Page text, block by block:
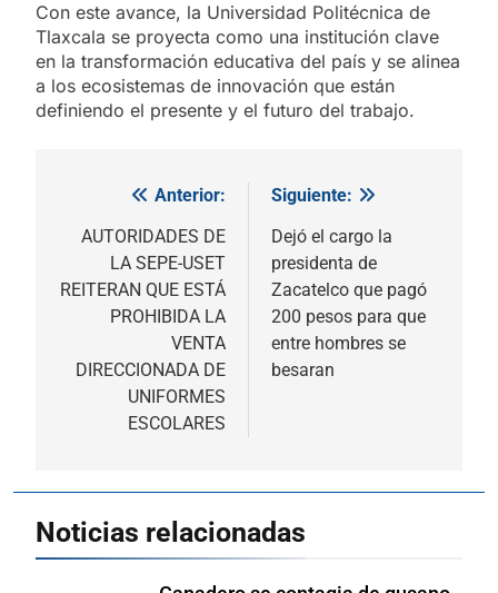
Con este avance, la Universidad Politécnica de
Tlaxcala se proyecta como una institución clave
en la transformación educativa del país y se alinea
a los ecosistemas de innovación que están
definiendo el presente y el futuro del trabajo.
Navegación
de
entradas
Anterior:
AUTORIDADES DE
LA SEPE-USET
REITERAN QUE ESTÁ
PROHIBIDA LA
VENTA
DIRECCIONADA DE
UNIFORMES
ESCOLARES
Siguiente:
Dejó el cargo la
presidenta de
Zacatelco que pagó
200 pesos para que
entre hombres se
besaran
Noticias relacionadas